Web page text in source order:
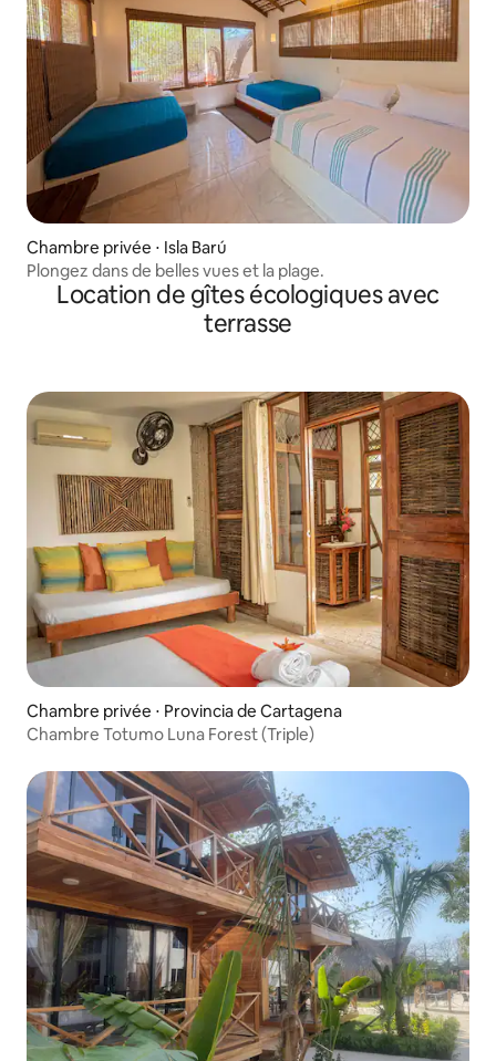
Chambre privée ⋅ Isla Barú
Plongez dans de belles vues et la plage.
Location de gîtes écologiques avec
terrasse
Chambre privée ⋅ Provincia de Cartagena
Chambre Totumo Luna Forest (Triple)